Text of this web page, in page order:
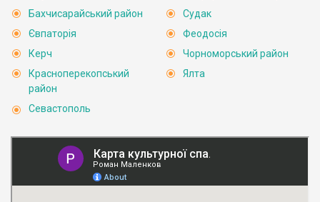
Бахчисарайський район
Євпаторія
Керч
Красноперекопський
район
Севастополь
Судак
Феодосія
Чорноморський район
Ялта